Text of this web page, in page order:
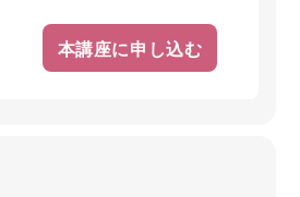
本講座に申し込む